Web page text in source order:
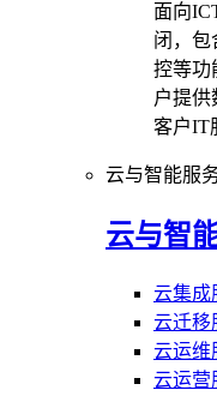
面向
闭，包
控等功
户提
客户IT
云与智能服
云与智
云集成
云迁移
云运维
云运营